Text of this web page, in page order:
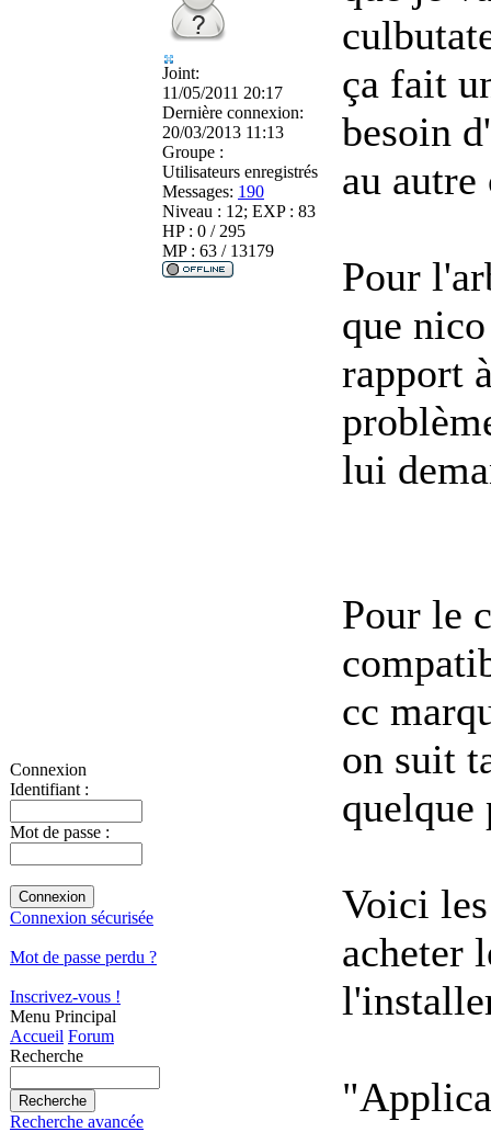
Connexion
Identifiant :
Mot de passe :
Connexion sécurisée
Mot de passe perdu ?
Inscrivez-vous !
Menu Principal
Accueil Forum
Recherche
Recherche avancée
Joint:
11/05/2011 20:17
Dernière connexion:
20/03/2013 11:13
Groupe :
Utilisateurs enregistrés
Messages: 190
Niveau : 12; EXP : 83
HP : 0 / 295
MP : 63 / 13179
ça fait
besoin
au autre
Pour
que
rapport
lui
Pour le
cc
on suit
quelque
Voici
acheter